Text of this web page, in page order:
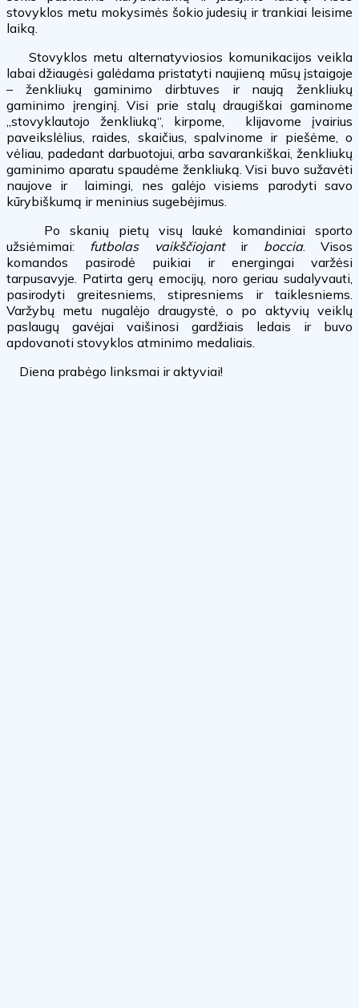
stovyklos metu mokysimės šokio judesių ir trankiai leisime
laiką.
Stovyklos metu alternatyviosios komunikacijos veikla
labai džiaugėsi galėdama pristatyti naujieną mūsų įstaigoje
– ženkliukų gaminimo dirbtuves ir naują ženkliukų
gaminimo įrenginį. Visi prie stalų draugiškai gaminome
„stovyklautojo ženkliuką“, kirpome, klijavome įvairius
paveikslėlius, raides, skaičius, spalvinome ir piešėme, o
vėliau, padedant darbuotojui, arba savarankiškai, ženkliukų
gaminimo aparatu spaudėme ženkliuką. Visi buvo sužavėti
naujove ir laimingi, nes galėjo visiems parodyti savo
kūrybiškumą ir meninius sugebėjimus.
Po skanių pietų visų laukė komandiniai sporto
užsiėmimai: futbolas vaikščiojantir boccia. Visos
komandos pasirodė puikiai ir energingai varžėsi
tarpusavyje. Patirta gerų emocijų, noro geriau sudalyvauti,
pasirodyti greitesniems, stipresniems ir taiklesniems.
Varžybų metu nugalėjo draugystė, o po aktyvių veiklų
paslaugų gavėjai vaišinosi gardžiais ledais ir buvo
apdovanoti stovyklos atminimo medaliais.
Diena prabėgo linksmai ir aktyviai!